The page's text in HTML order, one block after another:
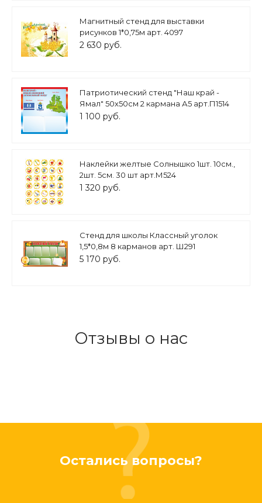
Магнитный стенд для выставки
рисунков 1*0,75м арт. 4097
2 630 руб.
Патриотический стенд "Наш край -
Ямал" 50х50см 2 кармана А5 арт.П1514
1 100 руб.
Наклейки желтые Солнышко 1шт. 10см.,
2шт. 5см. 30 шт арт.М524
1 320 руб.
Стенд для школы Классный уголок
1,5*0,8м 8 карманов арт. Ш291
5 170 руб.
Отзывы о нас
Остались вопросы?